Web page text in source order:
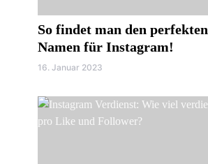
So findet man den perfekten
Namen für Instagram!
16. Januar 2023